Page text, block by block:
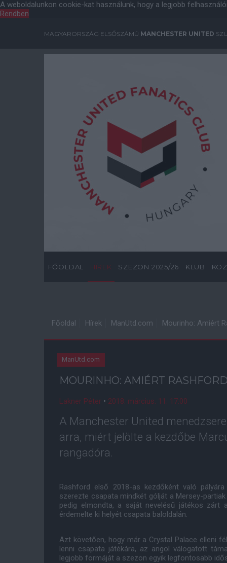
A weboldalunkon cookie-kat használunk, hogy a legjobb
Rendben
MAGYARORSZÁG ELSŐSZÁMÚ MANCHESTER UNITED
FŐOLDAL HÍREK SZEZON 2025/26 KLUB
Főoldal Hírek ManUtd.com Mourinho: Amiért
ManUtd.com
MOURINHO: AMIÉRT
Lakner Péter • 2018. március. 11. 17:00
A Manchester United
arra, miért jelölte a kezdőbe
rangadóra.
Rashford első 2018-as kezdőként való
szerezte csapata mindkét gólját a Mersey-
pedig elmondta, a saját nevelésű játékos zárt
érdemelte ki helyét csapata baloldalán.
Azt követően, hogy már a Crystal Palace elleni
lenni csapata játékára, az angol válogatott
legjobb formáját a szezon egyik legfontosabb